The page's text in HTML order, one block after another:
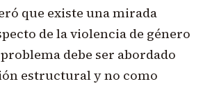
que existe una mirada
de la violencia de género
debe ser abordado
estructural y no como